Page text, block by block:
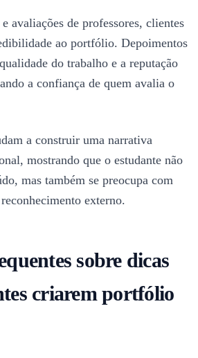
avaliações de professores, clientes
ao portfólio. Depoimentos
do trabalho e a reputação
a confiança de quem avalia o
a construir uma narrativa
mostrando que o estudante não
mas também se preocupa com
externo.
sobre dicas
criarem portfólio